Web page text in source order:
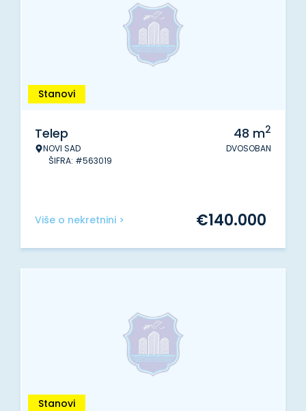
Stanovi
Telep
NOVI SAD
ŠIFRA: #563019
48 m2
DVOSOBAN
Više o nekretnini > €140.000
Stanovi